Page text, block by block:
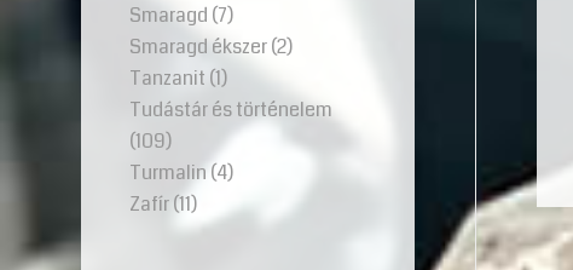
Smaragd (7)
Smaragd ékszer(2)
Tanzanit (1)
Tudástár és történelem
(109)
Turmalin (4)
Zafír(11)